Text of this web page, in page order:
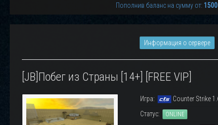
Пополнив баланс на сумму от:
Информация о сервере
[JB]Побег из Страны [14+] [FREE VIP]
Игра:
Counter Strike
Статус:
ONLINE